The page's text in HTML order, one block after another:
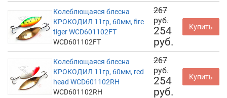
Колеблющаяся блесна
КРОКОДИЛ 11гр, 60мм, fire
tiger WCD601102FT
WCD601102FT
267
руб.
254
руб.
Купить
Колеблющаяся блесна
КРОКОДИЛ 11гр, 60мм, red
head WCD601102RH
WCD601102RH
267
руб.
254
руб.
Купить